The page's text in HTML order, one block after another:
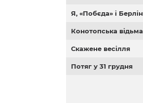
Я, «Побєда» і Берлін
Конотопська відьма
Скажене весілля
Потяг у 31 грудня